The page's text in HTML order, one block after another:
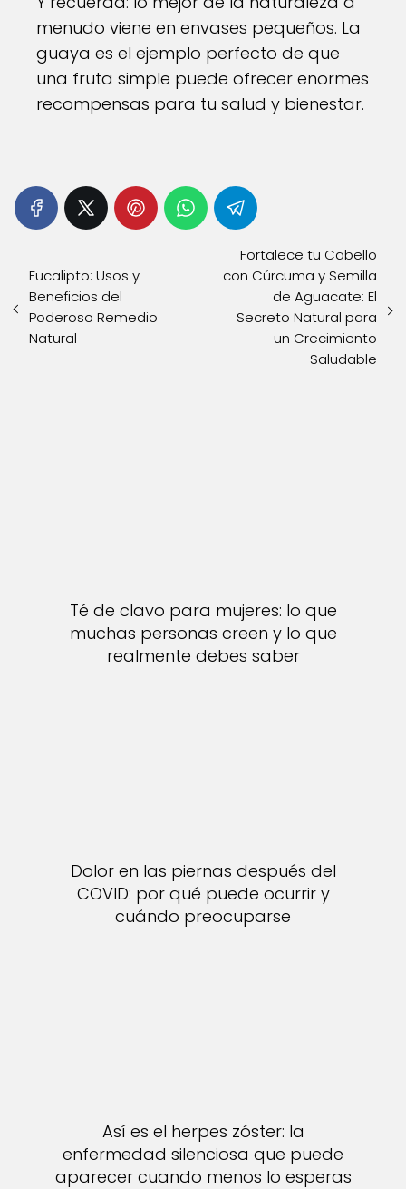
menudo viene en envases pequeños. La
guaya es el ejemplo perfecto de que
una fruta simple puede ofrecer enormes
recompensas para tu salud y bienestar.
Eucalipto: Usos y
Beneficios del
Poderoso Remedio
Natural
Fortalece tu Cabello
con Cúrcuma y Semilla
de Aguacate: El
Secreto Natural para
un Crecimiento
Saludable
Té de clavo para mujeres: lo que
muchas personas creen y lo que
realmente debes saber
Dolor en las piernas después del
COVID: por qué puede ocurrir y
cuándo preocuparse
Así es el herpes zóster: la
enfermedad silenciosa que puede
aparecer cuando menos lo esperas